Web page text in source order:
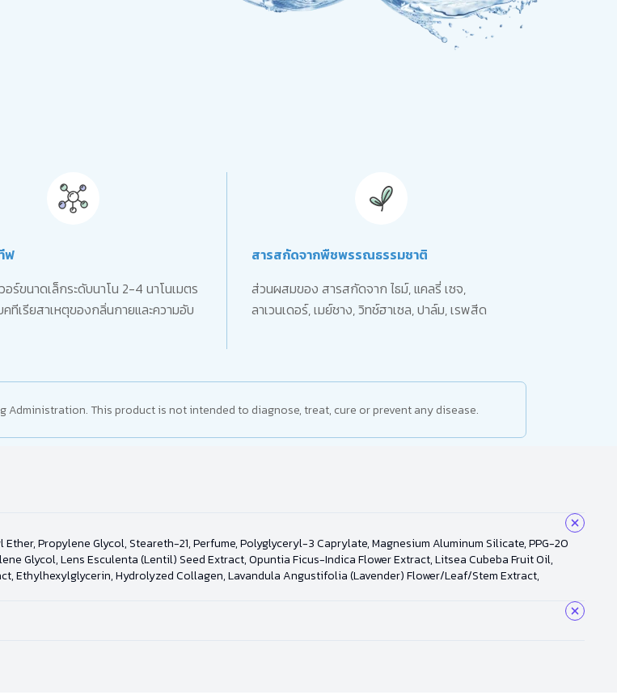
ฟ
อร์ขนาดเล็กระดับนาโน 2-4 นาโนเมตร
คทีเรียสาเหตุของกลิ่นกายและความอับ
สารสกัดจากพืชพรรณธรรมชาติ
ส่วนผสมของ สารสกัดจาก ไธม์, แคลรี่ เซจ,
ลาเวนเดอร์, เมย์ชาง, วิทช์ฮาเซล, ปาล์ม, เรพสีด
Administration. This product is not intended to diagnose, treat, cure or prevent any disease.
Propylene Glycol, Steareth-21, Perfume, Polyglyceryl-3 Caprylate, Magnesium Aluminum Silicate, PPG-20
Glycol, Lens Esculenta (Lentil) Seed Extract, Opuntia Ficus-Indica Flower Extract, Litsea Cubeba Fruit Oil,
Ethylhexylglycerin, Hydrolyzed Collagen, Lavandula Angustifolia (Lavender) Flower/Leaf/Stem Extract,